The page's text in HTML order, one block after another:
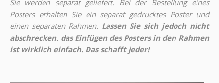
Sie werden separat geliefert. Bei der Bestellung eines
Posters erhalten Sie ein separat gedrucktes Poster und
einen separaten Rahmen. Lassen Sie sich jedoch nicht
abschrecken, das Einfügen des Posters in den Rahmen
ist wirklich einfach. Das schafft jeder!